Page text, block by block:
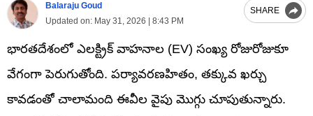
Balaraju Goud
Updated on: May 31, 2026 | 8:43 PM
SHARE
భారతదేశంలో ఎలక్ట్రిక్ వాహనాల (EV) సంఖ్య రోజురోజుకూ
వేగంగా పెరుగుతోంది. పర్యావరణహితం, తక్కువ ఖర్చు
కావడంతో చాలామంది ఈవీల వైపు మొగ్గు చూపుతున్నారు.